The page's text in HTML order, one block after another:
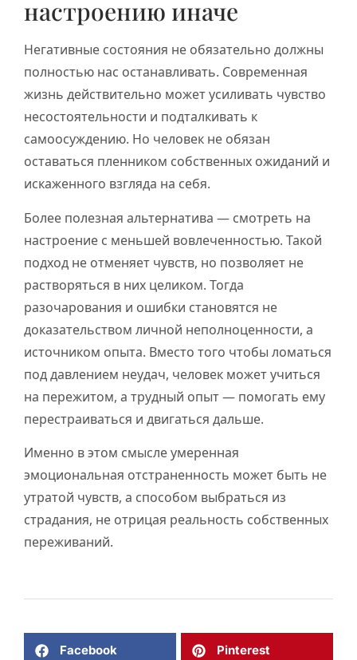
настроению иначе
Негативные состояния не обязательно должны
полностью нас останавливать. Современная
жизнь действительно может усиливать чувство
несостоятельности и подталкивать к
самоосуждению. Но человек не обязан
оставаться пленником собственных ожиданий и
искаженного взгляда на себя.
Более полезная альтернатива — смотреть на
настроение с меньшей вовлеченностью. Такой
подход не отменяет чувств, но позволяет не
растворяться в них целиком. Тогда
разочарования и ошибки становятся не
доказательством личной неполноценности, а
источником опыта. Вместо того чтобы ломаться
под давлением неудач, человек может учиться
на пережитом, а трудный опыт — помогать ему
перестраиваться и двигаться дальше.
Именно в этом смысле умеренная
эмоциональная отстраненность может быть не
утратой чувств, а способом выбраться из
страдания, не отрицая реальность собственных
переживаний.
Facebook Pinterest